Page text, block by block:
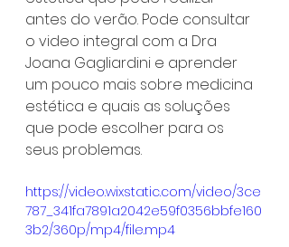
antes do verão. Pode consultar
o video integral com a Dra
Joana Gagliardini e aprender
um pouco mais sobre medicina
estética e quais as soluções
que pode escolher para os
seus problemas.
https://video.wixstatic.com/video/3ce
787_341fa7891a2042e59f0356bbfe160
3b2/360p/mp4/file.mp4